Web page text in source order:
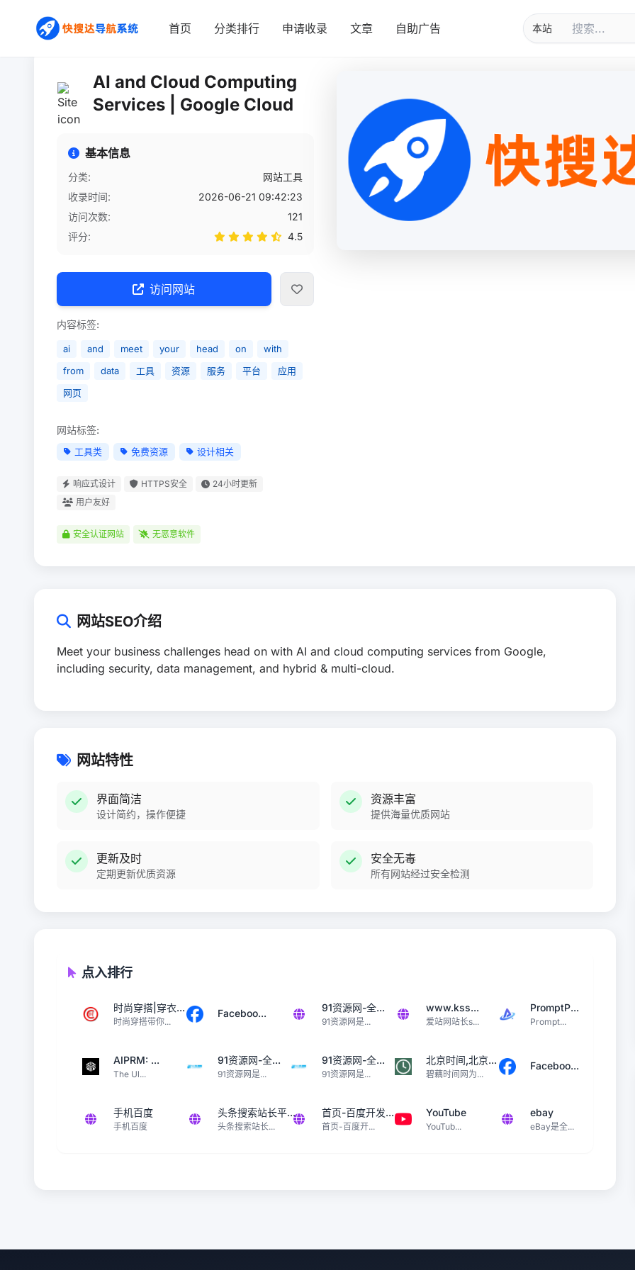
首页 分类排行 申请收录 文章 自助广告
首页 / 网站详情
AI and Cloud Computing
Services | Google Cloud
基本信息
分类:
网站工具
收录时间:
2026-06-21 09:42:23
访问次数:
121
评分:
4.5
访问网站
内容标签:
ai and meet your head on
with
from
data 工具 资源 服务 平台
应用
网页
网站标签:
工具类 免费资源 设计相关
响应式设计 HTTPS安全
24小时更新
用户友好
安全认证网站 无恶意软件
网站SEO介绍
Meet your business challenges head on with AI and cloud computing services from Google,
including security, data management, and hybrid & multi-cloud.
网站特性
界面简洁
设计简约，操作便捷
资源丰富
提供海量优质网站
更新及时
定期更新优质资源
安全无毒
所有网站经过安全检测
点入排行
时尚穿搭|穿衣...
时尚穿搭带你...
Faceboo... 91资源网-全...
91资源网是...
www.kss...
爱站网站长s...
PromptP...
Prompt...
AIPRM: ...
The Ul...
91资源网-全...
91资源网是...
91资源网-全...
91资源网是...
北京时间,北京...
碧藕时间网为...
Faceboo...
手机百度
手机百度
头条搜索站长平...
头条搜索站长...
首页-百度开发...
首页-百度开...
YouTube
YouTub...
ebay
eBay是全...